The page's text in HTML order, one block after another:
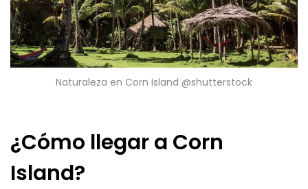
Naturaleza en Corn Island @shutterstock
¿Cómo llegar a Corn
Island?